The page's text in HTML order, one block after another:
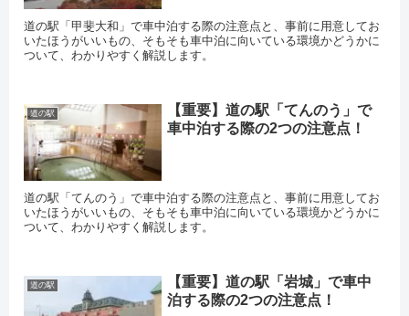
道の駅「甲斐大和」で車中泊する際の注意点と、事前に用意してお
いたほうがいいもの、そもそも車中泊に向いている環境かどうかに
ついて、わかりやすく解説します。
道の駅
【重要】道の駅「てんのう」で
車中泊する際の2つの注意点！
道の駅「てんのう」で車中泊する際の注意点と、事前に用意してお
いたほうがいいもの、そもそも車中泊に向いている環境かどうかに
ついて、わかりやすく解説します。
道の駅
【重要】道の駅「岩城」で車中
泊する際の2つの注意点！